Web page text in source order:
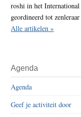
roshi in het
geordineerd tot
Alle artikelen »
Agenda
Agenda
Geef je activiteit door